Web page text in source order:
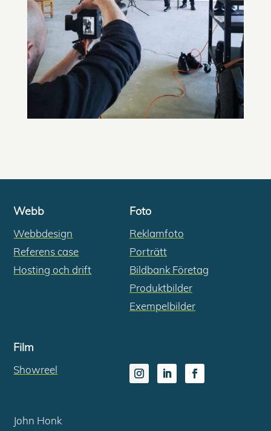
Webb
Webbdesign
Referens case
Hosting och drift
Foto
Reklamfoto
Porträtt
Bildbank Företag
Produktbilder
Exempelbilder
Film
Showreel
John Honk